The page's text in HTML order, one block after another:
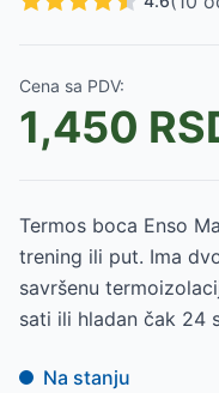
Cena sa PDV:
1,450
Termos boca Enso
trening ili put. Ima
savršenu
sati ili hladan čak 24
Na stanju